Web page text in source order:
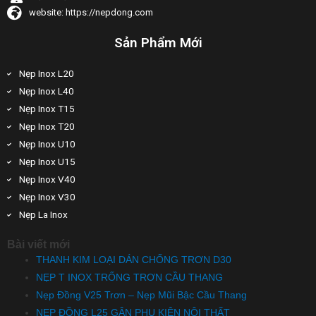
website: https://nepdong.com
Sản Phẩm Mới
Nẹp Inox L20
Nẹp Inox L40
Nẹp Inox T15
Nẹp Inox T20
Nẹp Inox U10
Nẹp Inox U15
Nẹp Inox V40
Nẹp Inox V30
Nẹp La Inox
Bài viết mới
THANH KIM LOẠI DÁN CHỐNG TRƠN D30
NẸP T INOX TRỐNG TRƠN CẦU THANG
Nẹp Đồng V25 Trơn – Nẹp Mũi Bậc Cầu Thang
NẸP ĐỒNG L25 GÂN PHỤ KIỆN NỘI THẤT